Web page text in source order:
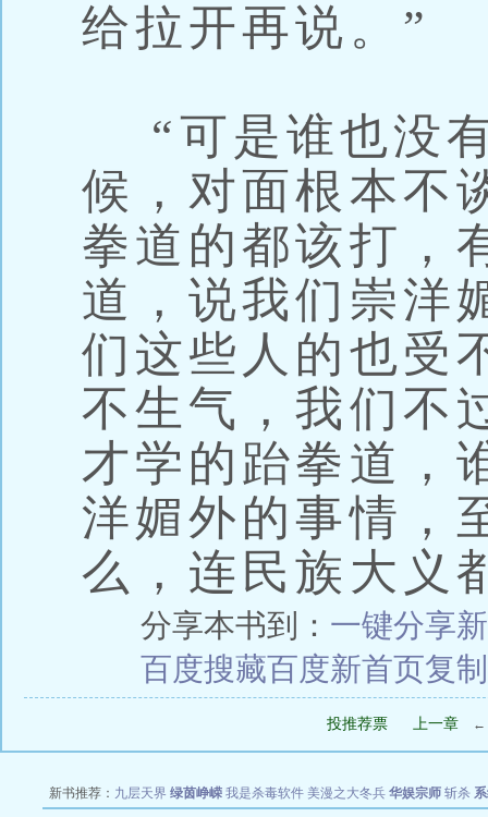
给拉开再说。”
“可是谁也没
候，对面根本不
拳道的都该打，
道，说我们崇洋
们这些人的也受
不生气，我们不
才学的跆拳道，
洋媚外的事情，
么，连民族大义
分享本书到： 一键分享
百度搜藏百度新首页复
投推荐票 上一章 ←
新书推荐： 九层天界 绿茵峥嵘 我是杀毒软件 美漫之大冬兵 华娱宗师 斩杀